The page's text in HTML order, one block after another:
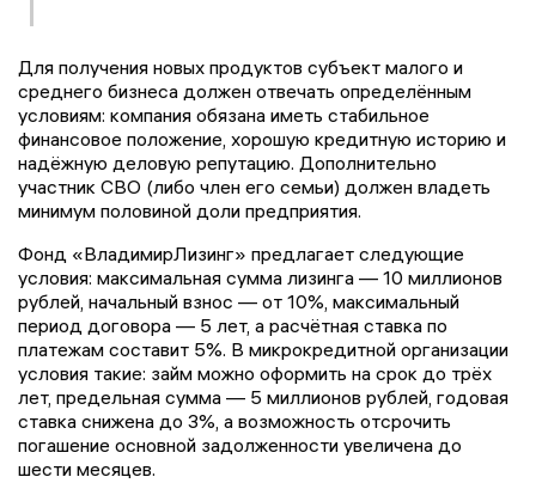
Для получения новых продуктов субъект малого и
среднего бизнеса должен отвечать определённым
условиям: компания обязана иметь стабильное
финансовое положение, хорошую кредитную историю и
надёжную деловую репутацию. Дополнительно
участник СВО (либо член его семьи) должен владеть
минимум половиной доли предприятия.
Фонд «ВладимирЛизинг» предлагает следующие
условия: максимальная сумма лизинга — 10 миллионов
рублей, начальный взнос — от 10%, максимальный
период договора — 5 лет, а расчётная ставка по
платежам составит 5%. В микрокредитной организации
условия такие: займ можно оформить на срок до трёх
лет, предельная сумма — 5 миллионов рублей, годовая
ставка снижена до 3%, а возможность отсрочить
погашение основной задолженности увеличена до
шести месяцев.